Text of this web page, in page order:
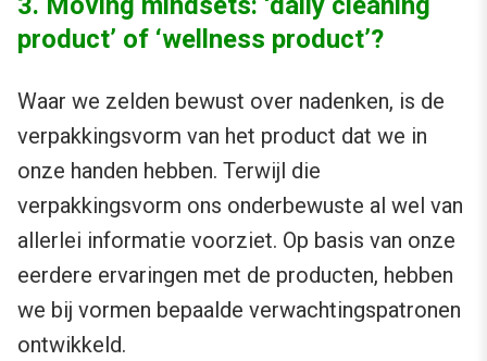
product’ of ‘wellness product’?
Waar we zelden bewust over nadenken, is de
verpakkingsvorm van het product dat we in
onze handen hebben. Terwijl die
verpakkingsvorm ons onderbewuste al wel van
allerlei informatie voorziet. Op basis van onze
eerdere ervaringen met de producten, hebben
we bij vormen bepaalde verwachtingspatronen
ontwikkeld.